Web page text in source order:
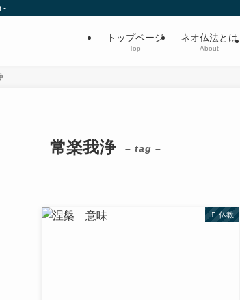
-
トップページ
Top
ネオ仏法とは
About
常楽我浄 – tag –
仏教